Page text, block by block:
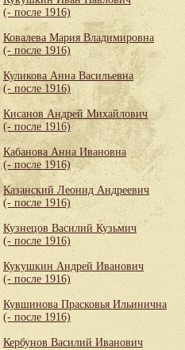
(- после 1916)
Ковалева Мария Владимировна
(- после 1916)
Куликова Анна Васильевна
(- после 1916)
Кисанов Андрей Михайлович
(- после 1916)
Кабанова Анна Ивановна
(- после 1916)
Казанский Леонид Андреевич
(- после 1916)
Кузнецов Василий Кузьмич
(- после 1916)
Кукушкин Андрей Иванович
(- после 1916)
Кувшинова Прасковья Ильинична
(- после 1916)
Кербунов Василий Иванович